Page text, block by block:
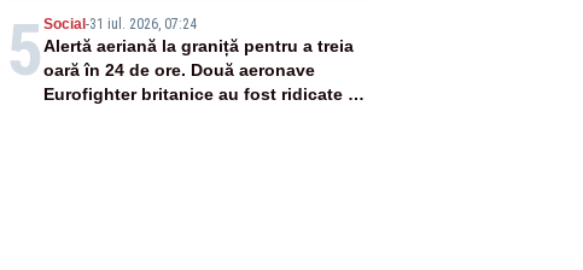
5 Social -31 iul. 2026, 07:24
Alertă aeriană la graniță pentru a treia
oară în 24 de ore. Două aeronave
Eurofighter britanice au fost ridicate de